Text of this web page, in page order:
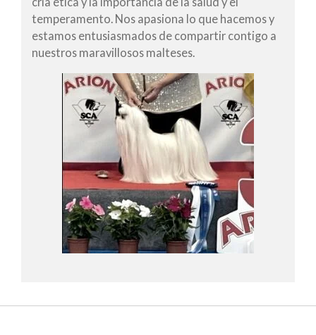
temperamento. Nos apasiona lo que hacemos y
estamos entusiasmados de compartir contigo a
nuestros maravillosos malteses.